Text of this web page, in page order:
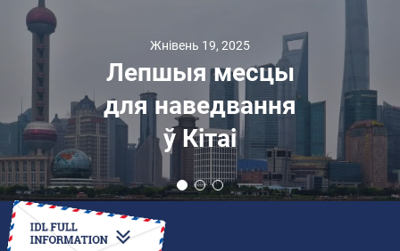
Жнівень 19, 2025
Лепшыя месцы
для наведвання
ў Кітаі
ЯК